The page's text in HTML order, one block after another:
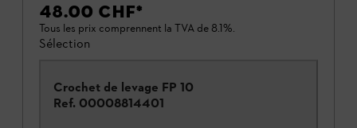
48.00 CHF*
Tous les prix comprennent la TVA de 8.1%.
Sélection
Crochet de levage FP 10
Ref. 00008814401